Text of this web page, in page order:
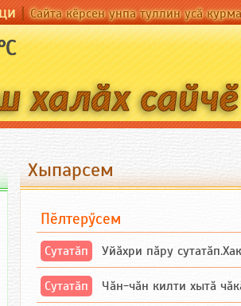
|Сайта кӗрсен унпа туллин усӑ
Хыпарсем
Пӗлтерӳсем
Сутатӑп Уйăхри пăру
Сутатӑп Чăн-чăн килти хытă